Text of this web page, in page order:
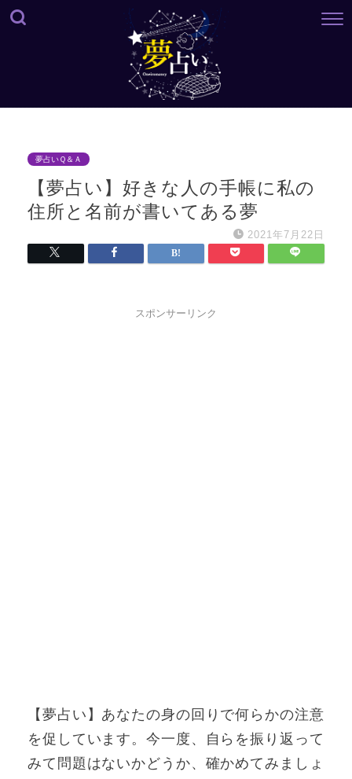
夢占いＱ＆Ａ
【夢占い】好きな人の手帳に私の
住所と名前が書いてある夢
2021年7月22日
スポンサーリンク
【夢占い】あなたの身の回りで何らかの注意
を促しています。今一度、自らを振り返って
みて問題はないかどうか、確かめてみましょ